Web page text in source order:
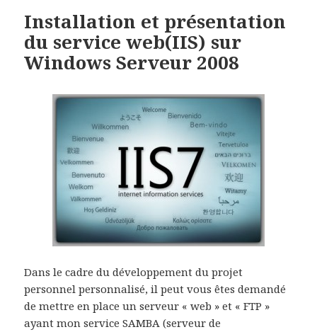
Installation et présentation
du service web(IIS) sur
Windows Serveur 2008
Dans le cadre du développement du projet
personnel personnalisé, il peut vous êtes demandé
de mettre en place un serveur « web » et « FTP »
ayant mon service SAMBA (serveur de